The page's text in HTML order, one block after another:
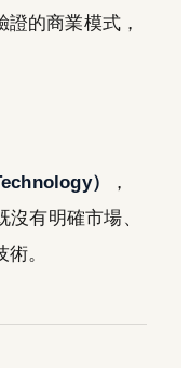
的商業模式，
）
，
有明確市場、
。